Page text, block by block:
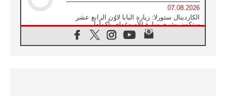
07.08.2026
الكاردينال ستورلا: زيارة البابا لاوُن الرابع عشر
ستكون بشرى سارة للأوروغواي بأكملها
الفاتيكان يعلن برنامج الزيارة الرسولية للبابا لاوُن